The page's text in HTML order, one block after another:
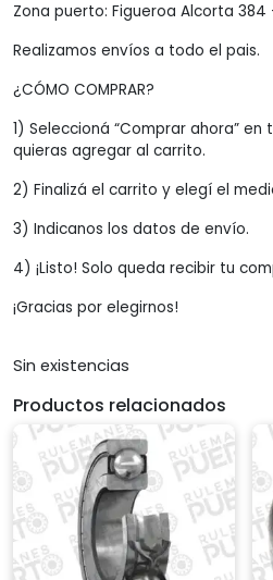
Zona puerto: Figueroa Alcorta
Realizamos envíos a todo el pais.
¿CÓMO COMPRAR?
1) Seleccioná “Comprar ahora”
quieras agregar al carrito.
2) Finalizá el carrito y elegí el
3) Indicanos los datos de envío.
4) ¡Listo! Solo queda recibir tu
¡Gracias por elegirnos!
Sin existencias
Productos relacionados